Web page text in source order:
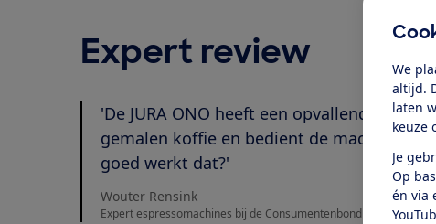
We
altijd.
laten
keuze
Je
Op
én via
Expert review
'De JURA ONO heeft een opvallende
gemalen koffie en bedient de machine met
goed werkt dat?'
Wouter Rensink
Expert espressomachines bij de Consumentenbond